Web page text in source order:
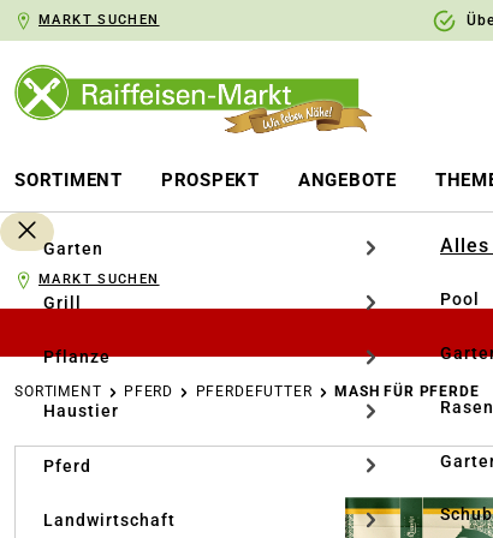
Zur Hauptnavigation springen
MARKT SUCHEN
SORTIMENT PROSPEKT ANGEBOTE
Garten
Grill
Pflanze
Haustier
Pferd
Landwirtschaft
Alles
Pool
MARKT SUCHEN
SORTIMENT PFERD PFERDEFUTTER MASH FÜR PFERDE
Bildergalerie überspringen